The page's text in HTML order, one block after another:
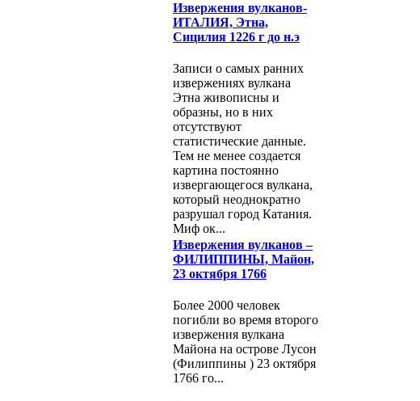
Извержения вулканов-
ИТАЛИЯ, Этна,
Сицилия 1226 г до н.э
Записи о самых ранних
извержениях вулкана
Этна живописны и
образны, но в них
отсутствуют
статистические данные.
Тем не менее создается
картина постоянно
извергающегося вулкана,
который неоднократно
разрушал город Катания.
Миф ок...
Извержения вулканов –
ФИЛИППИНЫ, Майон,
23 октября 1766
Более 2000 человек
погибли во время второго
извержения вулкана
Майона на острове Лусон
(Филиппины ) 23 октября
1766 го...